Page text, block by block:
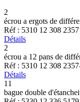
2
écrou a ergots de
Réf : 5310 12 308 2357
Détails
2
écrou a 12 pans de
Réf : 5310 12 308
Détails
11
bague double